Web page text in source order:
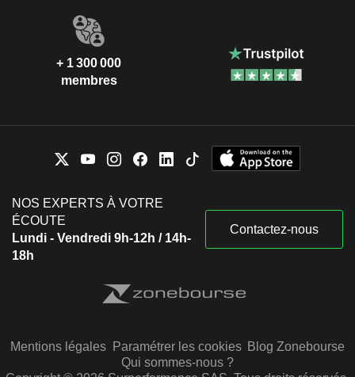
+ 1 300 000
membres
NOS EXPERTS À VOTRE
ÉCOUTE
Lundi - Vendredi 9h-12h / 14h-
18h
Contactez-nous
Mentions légales Paramétrer les cookies Blog Zonebourse
Qui sommes-nous ?